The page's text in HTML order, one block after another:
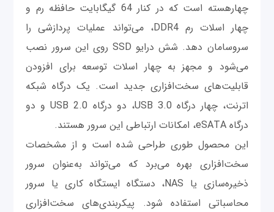
چهارهسته است که در کنار 64 گیگابایت حافظه رم و
چهار اسلات رم DDR4، می‌تواند عملیات پردازشی را
سروسامان دهد. شش درایو SSD روی این سرور نصب
می‌شود و مجهز به چهار اسلات توسعه برای افزودن
قابلیت‌های سخت‌افزاری جدید است. یک درگاه شبکه
اترنت، چهار درگاه USB 3.0، دو درگاه USB 2.0 و دو
درگاه eSATA، امکانات ارتباطی این سرور هستند.
این محصول طوری طراحی شده است و از مشخصات
سخت‌افزاری بهره می‌برد که می‌تواند به‌عنوان سرور
ذخیره‌سازی یا NAS، دستگاه ایستگاه کاری یا سرور
محاسباتی استفاده شود. پیکربندی‌های سخت‌افزاری